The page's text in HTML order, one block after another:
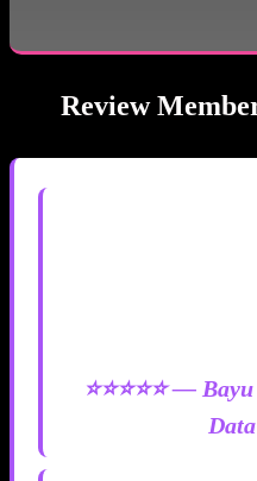
Review
⭐⭐⭐⭐⭐ —